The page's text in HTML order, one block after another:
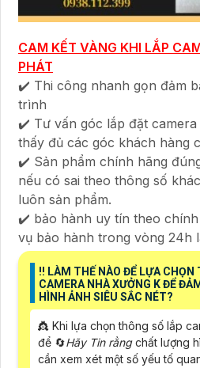
CAM KẾT VÀNG KHI LẮP
PHÁT
✔️ Thi công nhanh gọn đảm
trình
✔️ Tư vấn góc lắp đặt
thấy đủ các góc khách hàng
✔️ Sản phẩm chính hãng
nếu có sai theo thông số
luôn sản phẩm.
✔️ bảo hành uy tín theo
vụ bảo hành trong vòng 24h
‼️ LÀM THẾ NÀO ĐỂ LỰA CHỌN
CAMERA NHÀ XƯỞNG K ĐỂ
HÌNH ẢNH SIÊU SẮC NÉT?
👸 Khi lựa chọn thông số lắp
để 🔄Hãy Tin rằngchất lượng
cần xem xét một số yếu tố